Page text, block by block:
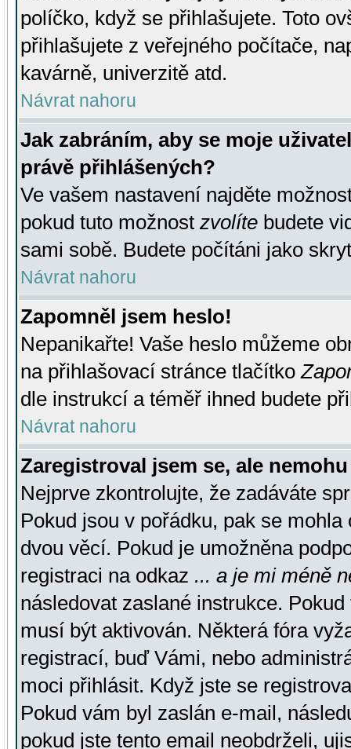
políčko, když se přihlašujete. Toto
přihlašujete z veřejného počítače,
kavárně, univerzitě atd.
Návrat nahoru
Jak zabráním, aby se moje
právě přihlášených?
Ve vašem nastavení najděte
pokud tuto možnost zvolíte budete
sami sobě. Budete počítáni jako
Návrat nahoru
Zapomněl jsem heslo!
Nepanikařte! Vaše heslo můžeme
na přihlašovací stránce tlačítko
dle instrukcí a téměř ihned budete
Návrat nahoru
Zaregistroval jsem se, ale
Nejprve zkontrolujte, že zadáváte
Pokud jsou v pořádku, pak se
dvou věcí. Pokud je umožněna
registraci na odkaz ... a je mi méně
následovat zaslané instrukce.
musí být aktivován. Některá fóra
registrací, buď Vámi, nebo
moci přihlásit. Když jste se
Pokud vám byl zaslán e-mail,
pokud jste tento email neobdrželi,